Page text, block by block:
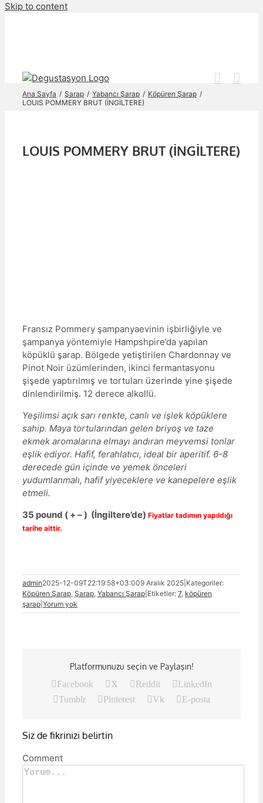
Skip to content
Ana Sayfa Şarap Yabancı Şarap
Köpüren Şarap
LOUIS POMMERY BRUT (İNGİLTERE)
LOUIS POMMERY BRUT (İNGİLTERE)
Fransız Pommery şampanyaevinin işbirliğiyle ve
şampanya yöntemiyle Hampshpire’da yapılan
köpüklü şarap. Bölgede yetiştirilen Chardonnay ve
Pinot Noir üzümlerinden, ikinci fermantasyonu
şişede yaptırılmış ve tortuları üzerinde yine şişede
dinlendirilmiş. 12 derece alkollü.
Yeşilimsi açık sarı renkte, canlı ve işlek köpüklere
sahip. Maya tortularından gelen briyoş ve taze
ekmek aromalarına elmayı andıran meyvemsi tonlar
eşlik ediyor. Hafif, ferahlatıcı, ideal bir aperitif. 6-8
derecede gün içinde ve yemek önceleri
yudumlanmalı, hafif yiyeceklere ve kanepelere eşlik
etmeli.
35 pound ( + – ) (İngiltere’de) Fiyatlar tadımın yapıldığı
tarihe aittir.
admin2025-12-09T22:19:58+03:009 Aralık 2025 Kategoriler:
Köpüren Şarap, Şarap, Yabancı Şarap Etiketler: 7, köpüren
şarap Yorum yok
Platformunuzu seçin ve Paylaşın!
Facebook
X Reddit
LinkedIn
Tumblr
Pinterest Vk E-posta
Siz de fikrinizi belirtin
Comment